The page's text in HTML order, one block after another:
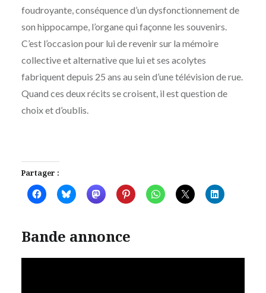
foudroyante, conséquence d’un dysfonctionnement de
son hippocampe, l’organe qui façonne les souvenirs.
C’est l’occasion pour lui de revenir sur la mémoire
collective et alternative que lui et ses acolytes
fabriquent depuis 25 ans au sein d’une télévision de rue.
Quand ces deux récits se croisent, il est question de
choix et d’oublis.
Partager :
Bande annonce